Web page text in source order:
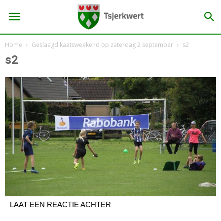
Home Geslaagd kaatsweekend op zaterdag 2 september s2
s2
LAAT EEN REACTIE ACHTER